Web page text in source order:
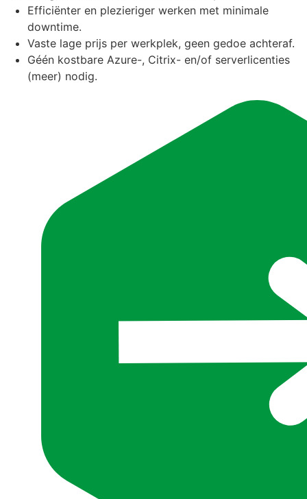
Efficiënter en plezieriger werken met minimale
downtime.
Vaste lage prijs per werkplek, geen gedoe achteraf.
Géén kostbare Azure-, Citrix- en/of serverlicenties
(meer) nodig.